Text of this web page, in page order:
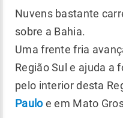
Nuvens bastante
sobre a Bahia.
Uma frente fria
Região Sul e ajuda a
pelo interior desta
Pauloe em Mato